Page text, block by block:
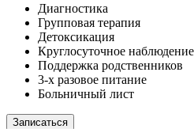
Диагностика
Групповая терапия
Детоксикация
Круглосуточное наблюдение
Поддержка родственников
3-х разовое питание
Больничный лист
Записаться